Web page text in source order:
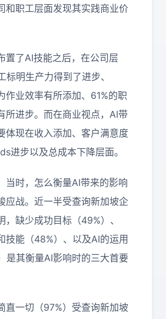
和职工层面发现其实践商业价
置了AI技能之后，在公司层
标明生产力得到了进步、
作业效率有所添加、61%的职
所进步。而在商业视点，AI带
体现在收入添加、客户满意度
进步以及总成本下降层面。
当时，怎么衡量AI带来的影响
应战。近一半受查询新加坡企
，缺少成功目标（49%）、
技能（48%）、以及AI的运用
是其衡量AI影响时的三大首要
直一切（97%）受查询新加坡